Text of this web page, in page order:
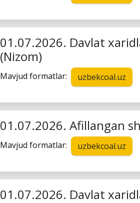
01.07.2026. Davlat
(Nizom)
Mavjud formatlar: uzbekcoal.uz
01.07.2026. Afillangan
Mavjud formatlar: uzbekcoal.uz
01.07.2026. Davlat